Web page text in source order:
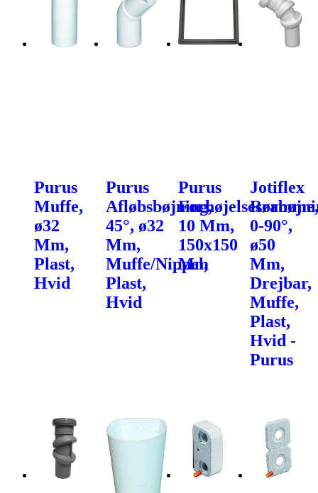
Purus
Muffe,
ø32
Mm,
Plast,
Hvid
Purus
Afløbsbøjning,
45°, ø32
Mm,
Muffe/Nippel,
Plast,
Hvid
Purus
Forhøjelsesramme,
10 Mm,
150x150
Mm
Jotiflex
0-90°,
ø50
Mm,
Drejbar,
Muffe,
Plast,
Hvid -
Purus